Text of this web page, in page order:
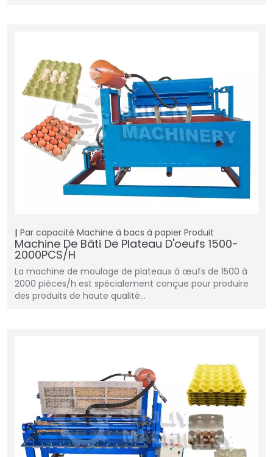
Par capacité Machine à bacs à papier Produit
Machine De Bâti De Plateau D'oeufs 1500-
2000PCS/H
La machine de moulage de plateaux à œufs de 1500 à
2000 pièces/h est spécialement conçue pour produire
des produits de haute qualité…